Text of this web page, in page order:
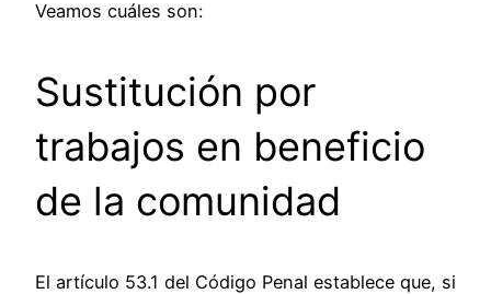
Veamos cuáles son:
Sustitución por
trabajos en beneficio
de la comunidad
El artículo 53.1 del Código Penal establece que, si